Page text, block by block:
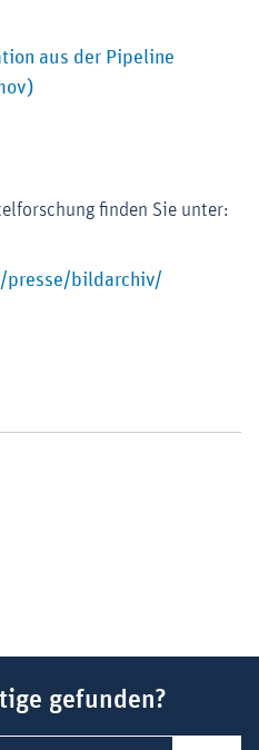
aus der Pipeline
finden Sie unter:
presse/bildarchiv/
gefunden?